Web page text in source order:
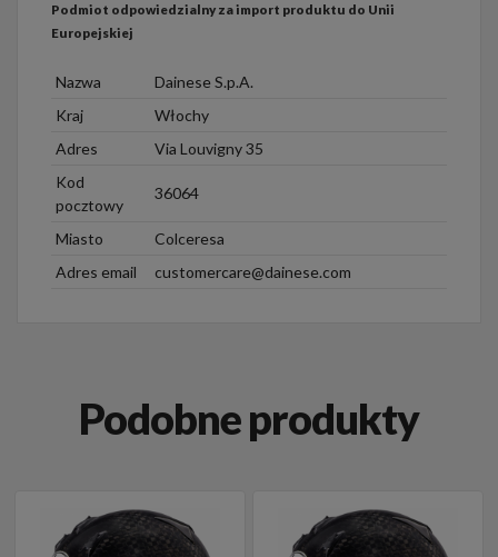
Podmiot odpowiedzialny za import produktu do Unii
Europejskiej
Nazwa
Dainese S.p.A.
Kraj
Włochy
Adres
Via Louvigny 35
Kod
pocztowy
36064
Miasto
Colceresa
Adres email
customercare@dainese.com
Podobne produkty